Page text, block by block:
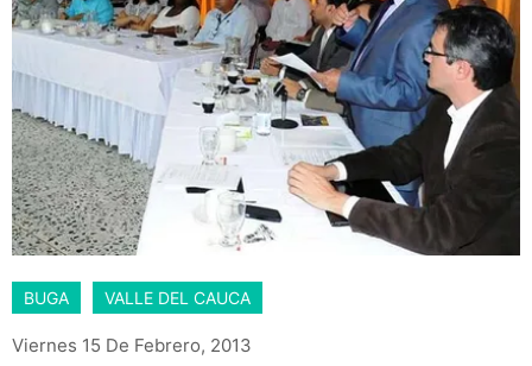
BUGA VALLE DEL CAUCA
Viernes 15 De Febrero, 2013